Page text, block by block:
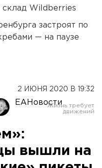
склад Wildberries
застроят по
— на паузе
2 ИЮНЯ 2020 В 19:32
ЕАНовости
вышли на